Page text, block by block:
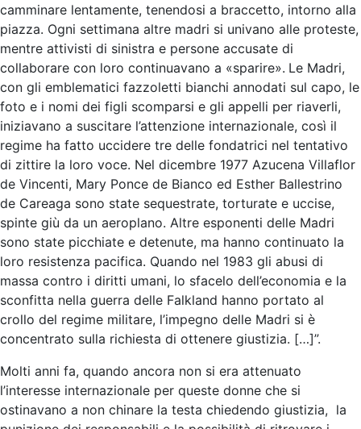
camminare lentamente, tenendosi a braccetto, intorno alla
piazza. Ogni settimana altre madri si univano alle proteste,
mentre attivisti di sinistra e persone accusate di
collaborare con loro continuavano a «sparire». Le Madri,
con gli emblematici fazzoletti bianchi annodati sul capo, le
foto e i nomi dei figli scomparsi e gli appelli per riaverli,
iniziavano a suscitare l’attenzione internazionale, così il
regime ha fatto uccidere tre delle fondatrici nel tentativo
di zittire la loro voce. Nel dicembre 1977 Azucena Villaflor
de Vincenti, Mary Ponce de Bianco ed Esther Ballestrino
de Careaga sono state sequestrate, torturate e uccise,
spinte giù da un aeroplano. Altre esponenti delle Madri
sono state picchiate e detenute, ma hanno continuato la
loro resistenza pacifica. Quando nel 1983 gli abusi di
massa contro i diritti umani, lo sfacelo dell’economia e la
sconfitta nella guerra delle Falkland hanno portato al
crollo del regime militare, l’impegno delle Madri si è
concentrato sulla richiesta di ottenere giustizia. […]”.
Molti anni fa, quando ancora non si era attenuato
l’interesse internazionale per queste donne che si
ostinavano a non chinare la testa chiedendo giustizia, la